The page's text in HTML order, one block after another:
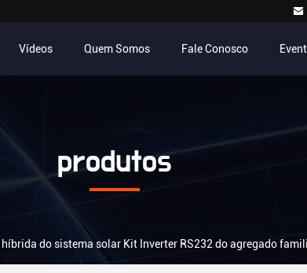
Vídeos Quem Somos Fale Conosco
produtos
do sistema solar Kit Inverter RS232 do agregado